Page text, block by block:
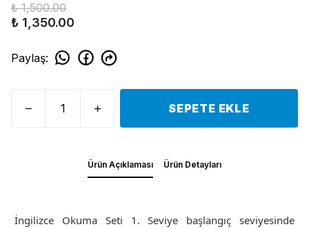
₺ 1,500.00
₺ 1,350.00
Paylaş:
SEPETE EKLE
Ürün Açıklaması Ürün Detayları
İngilizce Okuma Seti 1. Seviye başlangıç seviyesinde